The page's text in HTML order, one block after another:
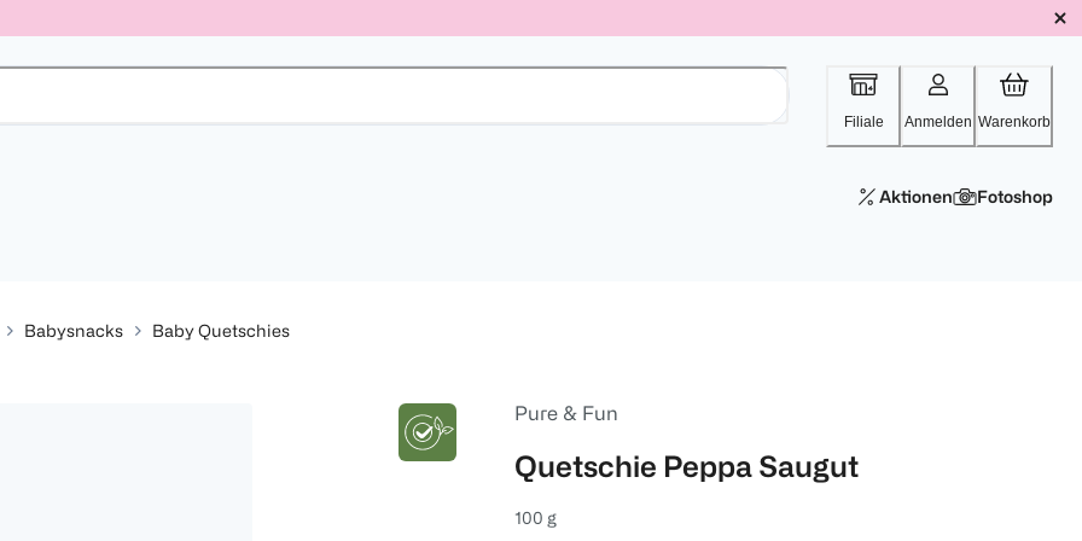
Filiale Anmelden Warenkorb
Aktionen Fotoshop
Babysnacks Baby Quetschies
Pure & Fun
Quetschie Peppa Saugut
100 g